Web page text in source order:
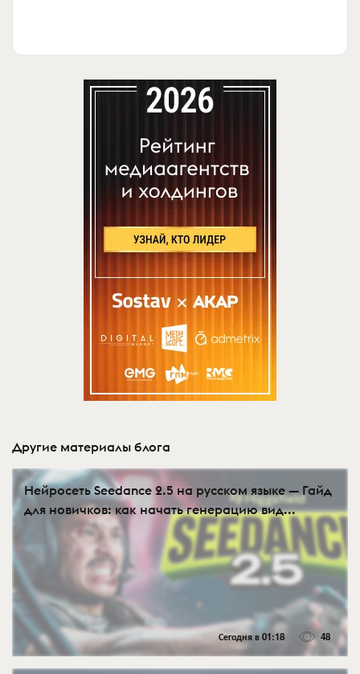
Другие материалы блога
Нейросеть Seedance 2.5 на русском языке — Гайд
для новичков: как начать генерацию вид...
Сегодня в 01:18 48